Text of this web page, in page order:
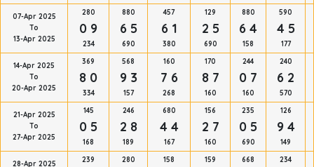
07-Apr 2025
To
13-Apr 2025
280
0 9
234
880
6 5
690
457
6 1
380
129
2 5
690
880
6 4
158
590
4 5
177
14-Apr 2025
To
20-Apr 2025
369
8 0
334
568
9 3
157
160
7 6
268
170
8 7
160
244
0 7
160
240
6 2
570
21-Apr 2025
To
27-Apr 2025
145
0 5
168
246
2 8
189
680
4 4
167
156
2 7
160
235
0 5
690
126
9 4
149
28-Apr 2025 239 280 158 159 668 234